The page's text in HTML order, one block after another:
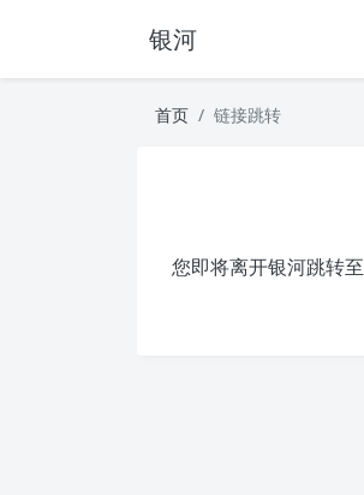
银河
首页 链接跳转
您即将离开银河跳转至